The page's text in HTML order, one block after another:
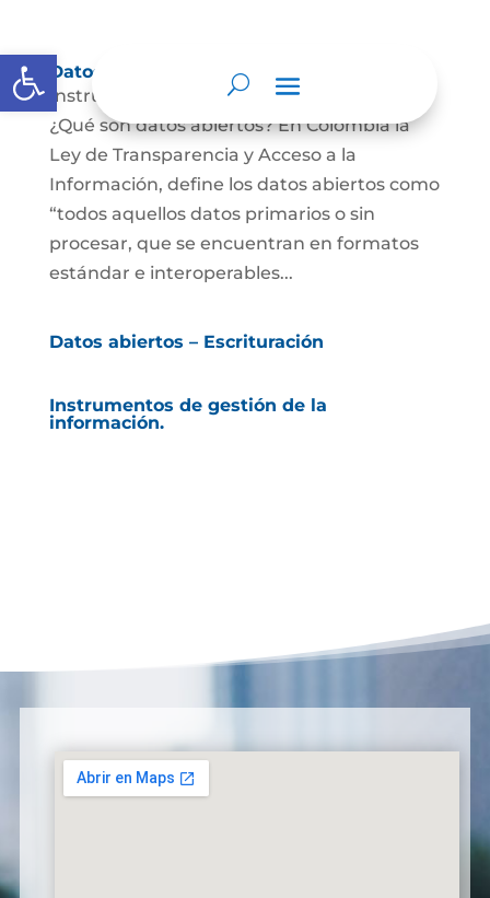
Abrir barra de herramientas
Datos abiertos
Instrumentos de gestión de la información.
¿Qué son datos abiertos? En Colombia la
Ley de Transparencia y Acceso a la
Información, define los datos abiertos como
“todos aquellos datos primarios o sin
procesar, que se encuentran en formatos
estándar e interoperables...
Datos abiertos – Escrituración
Instrumentos de gestión de la
información.